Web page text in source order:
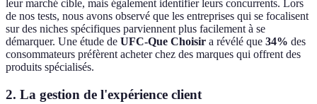
leur marché cible, mais également identifier leurs concurrents. Lors
de nos tests, nous avons observé que les entreprises qui se focalisent
sur des niches spécifiques parviennent plus facilement à se
démarquer. Une étude de UFC-Que Choisir a révélé que 34% des
consommateurs préfèrent acheter chez des marques qui offrent des
produits spécialisés.
2. La gestion de l'expérience client